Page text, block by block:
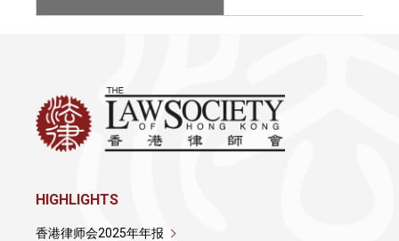
HIGHLIGHTS
香港律师会2025年年报